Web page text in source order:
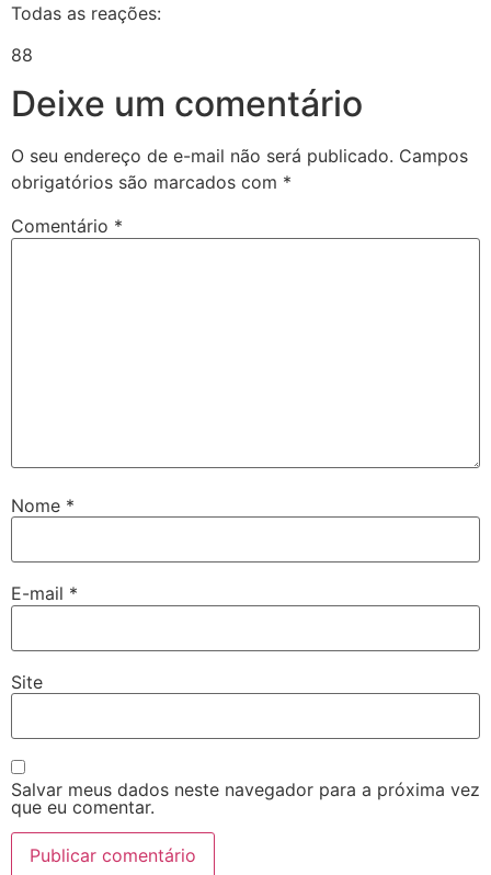
Todas as reações:
88
Deixe um comentário
O seu endereço de e-mail não será publicado. Campos
obrigatórios são marcados com *
Comentário *
Nome *
E-mail *
Site
Salvar meus dados neste navegador para a próxima vez
que eu comentar.